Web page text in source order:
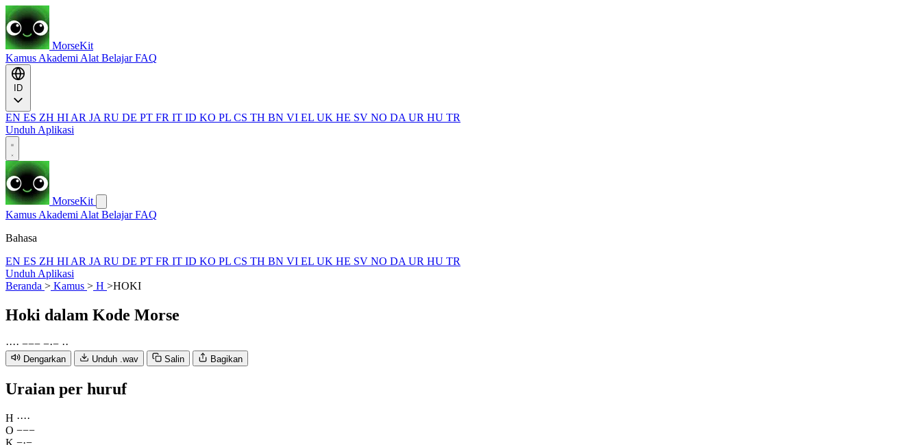
MorseKit
Kamus Akademi Alat BelajarFAQ
EN ES ZH HI AR JA RU DE PT FR IT ID KO PL CS TH BN VI EL UK HE SV NO DA UR HU TR
Unduh Aplikasi
MorseKit
Kamus Akademi Alat BelajarFAQ
Bahasa
EN ES ZH HI AR JA RU DE PT FR IT ID KO PL CS TH BN VI EL UK HE SV NO DA UR HU TR
Unduh Aplikasi
Beranda > Kamus > H >HOKI
Hoki dalam Kode Morse
···· −−− −·− ··
Dengarkan Unduh .wav Salin Bagikan
Uraian per huruf
H ····
O −−−
K −·−